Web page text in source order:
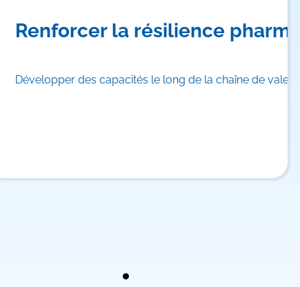
pour renforcer le système
s’unissent afin…
Renforcer la résilience
Développer des capacités le long de la chaîne de